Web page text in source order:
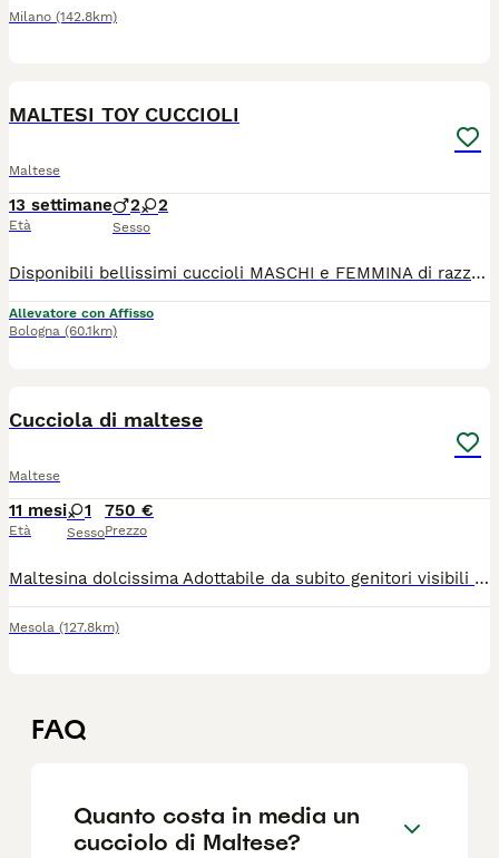
Milano (142.8km)
MALTESI TOY CUCCIOLI
Maltese
13 settimane
Età
2 2
Sesso
Disponibili bellissimi cuccioli MASCHI e FEMMINA di razza Maltese. I nostri cuccioli sono nati presso il nostro allevamento riconosciuto ENCI e FCI in ambiente sano e curato. In allevamento dove potrete anche vedere e conoscere i genitori. Ogni cucciolo viene consegnato dai 3 mesi di età con: ✔️ Pedigree ENCI (fondamentale per certificare la razza, l'allevatore e garantire che non siano consanguinei) ✔️Microchip inserito, quindi già iscritto all'anagrafe canina ✔️Vaccinazioni complete ✔️Sverminazione effettuata ✔️ Libretto sanitario ✔️Abituati a fare i bisogni sulla traversina assorbente ✔️ Mangiano crocchette secche 📍 Vieni a conoscerci 👉 Noi siamo l’Allevamento della Famiglia Contarini e ci troviamo a Solarolo in Emilia Romagna... molto vicino a Imola! Distanze indicative: 40 minuti da Bologna 1 ora e 40 minuti da Firenze 1 ora e 40 minuti da Ancona 2 ore da Verona 2 ore e 50 minuti da Milano Per trovarci facilmente puoi cercare su Google Maps: "Allevamento famiglia Contarini" 🏡 Visite in allevamento tutti i giorni PREVIO APPUNTAMENTO TELEFONICO! 🚚 CONSEGNE in tutta Italia. 💳 Possibilità di pagamento in piccole COMODE RATE. Contattaci per maggiori informazioni! 📞 TEL. 3 3 8 6 3 0 3 1 0 8 (Se il numero non è visibile, clicca in alto a destra su “Mostra numero”) 🌐 SITO www.canimaltesi.it 📸 INSTAGRAM: @allevamentofamigliacontarini
Allevatore con Affisso
Bologna (60.1km)
Cucciola di maltese
Maltese
11 mesi
Età
1
Sesso
750 €
Prezzo
Maltesina dolcissima Adottabile da subito genitori visibili già svezzata e abituata alla traversina..
Mesola (127.8km)
FAQ
Quanto costa in media un
cucciolo di Maltese?